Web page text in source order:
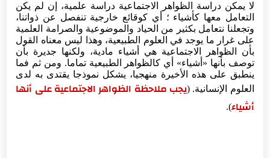
لا يمكن دراسة الظواهر الاجتماعية دراسة علمية، إن لم يكن
التعامل معها كأشياء ؛ أي كوقائع خارجية تنفصل عن ذواتنا،
وتجعلنا نتعامل بكثير من الحياد والموضوعية والصرامة العلمية
على غرار ما يوجد في العلوم الطبيعية، وهذا ليس معناه القول
بأن الظواهر الاجتماعية هي أشياء مادية، ولكنها جديرة بأن
توصف بأنها «أشياء» أي كالظواهر الطبيعية تماما. ومن ثم فما
ينطبق على هذه الأخيرة منهجيا، يشكل نموذجا يقتدى به لدى
العلوم الإنسانية. (يجب ملاحظة الظواهر الاجتماعية على أنها
أشياء).